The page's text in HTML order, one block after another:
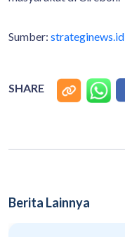
Sumber: strateginews.id
SHARE
Berita Lainnya